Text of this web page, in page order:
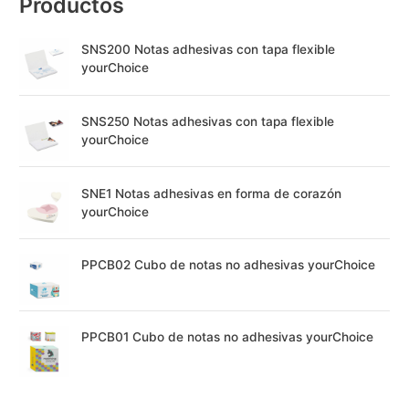
SNS200 Notas adhesivas con tapa flexible
yourChoice
SNS250 Notas adhesivas con tapa flexible
yourChoice
SNE1 Notas adhesivas en forma de corazón
yourChoice
PPCB02 Cubo de notas no adhesivas yourChoice
PPCB01 Cubo de notas no adhesivas yourChoice